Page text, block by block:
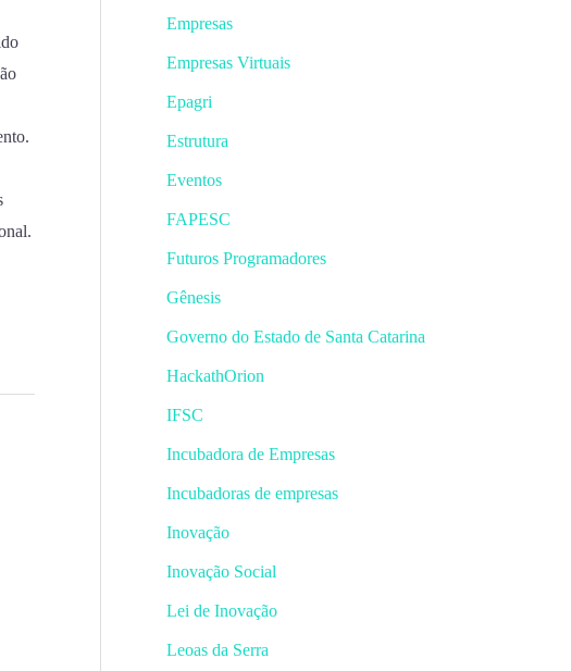
Empresas
Empresas Virtuais
Epagri
Estrutura
Eventos
FAPESC
Futuros Programadores
Gênesis
Governo do Estado de Santa Catarina
HackathOrion
IFSC
Incubadora de Empresas
Incubadoras de empresas
Inovação
Inovação Social
Lei de Inovação
Leoas da Serra